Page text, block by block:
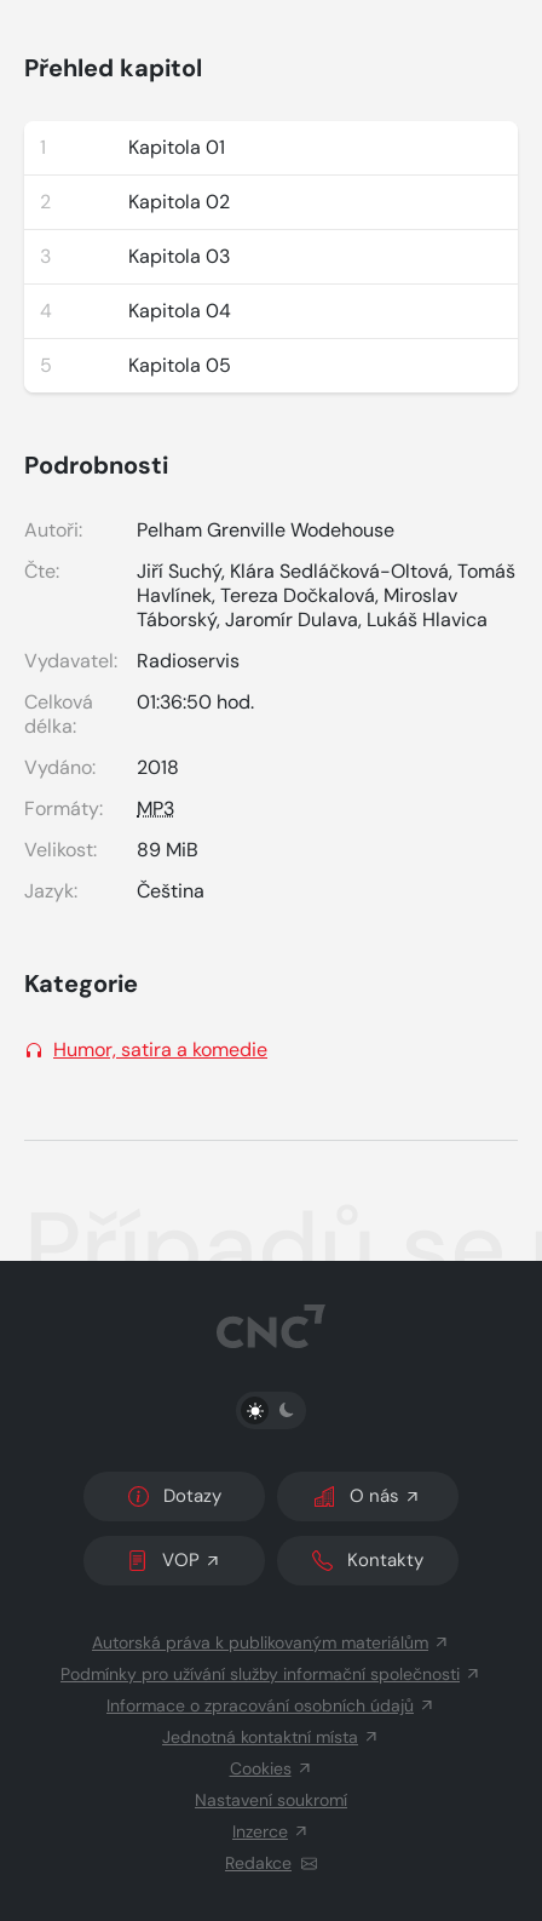
Přehled kapitol
1 Kapitola 01
2 Kapitola 02
3 Kapitola 03
4 Kapitola 04
5 Kapitola 05
Podrobnosti
Autoři:
Pelham Grenville Wodehouse
Čte:
Jiří Suchý, Klára Sedláčková-Oltová,Tomáš
Havlínek,Tereza Dočkalová, Miroslav
Táborský,Jaromír Dulava, Lukáš Hlavica
Vydavatel:
Radioservis
Celková
délka:
01:36:50 hod.
Vydáno:
2018
Formáty:
MP3
Velikost:
89 MiB
Jazyk:
Čeština
Kategorie
Humor, satira a komedie
Případů se
PŘEPNOUT SVĚTLÝ/TMAVÝ REŽIM
Dotazy O nás
VOP Kontakty
Autorská práva k publikovaným materiálům
Podmínky pro užívání služby informační společnosti
Informace o zpracování osobních údajů
Jednotná kontaktní místa
Cookies
Nastavení soukromí
Inzerce
Redakce